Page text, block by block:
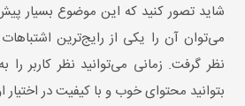
شاید تصور کنید که این موضوع بسیار پیش
می‌توان آن را یکی از رایج‌ترین اشتباهات
نظر گرفت. زمانی می‌توانید نظر کاربر
بتوانید محتوای خوب و با کیفیت در اختیار